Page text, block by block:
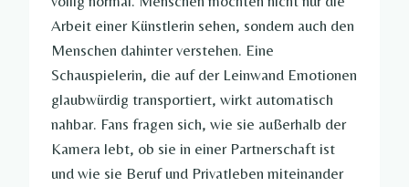
Arbeit einer Künstlerin sehen, sondern auch den
Menschen dahinter verstehen. Eine
Schauspielerin, die auf der Leinwand Emotionen
glaubwürdig transportiert, wirkt automatisch
nahbar. Fans fragen sich, wie sie außerhalb der
Kamera lebt, ob sie in einer Partnerschaft ist
und wie sie Beruf und Privatleben miteinander